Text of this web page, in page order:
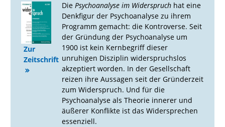
Zur
Zeitschrift
Die Psychoanalyse im Widerspruchhat eine
Denkfigur der Psychoanalyse zu ihrem
Programm gemacht: die Kontroverse. Seit
der Gründung der Psychoanalyse um
1900 ist kein Kernbegriff dieser
unruhigen Disziplin widerspruchslos
akzeptiert worden. In der Gesellschaft
reizen ihre Aussagen seit der Gründerzeit
zum Widerspruch. Und für die
Psychoanalyse als Theorie innerer und
äußerer Konflikte ist das Widersprechen
essenziell.